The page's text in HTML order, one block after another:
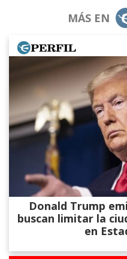
MÁS EN
Donald Trump
buscan limitar la
en